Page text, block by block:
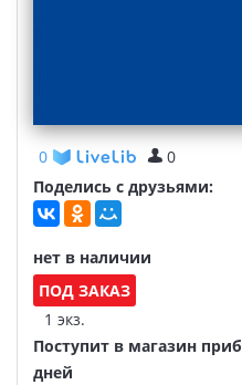
0
0
Поделись с друзьями:
нет в наличии
ПОД ЗАКАЗ
1 экз.
Поступит в магазин
дней